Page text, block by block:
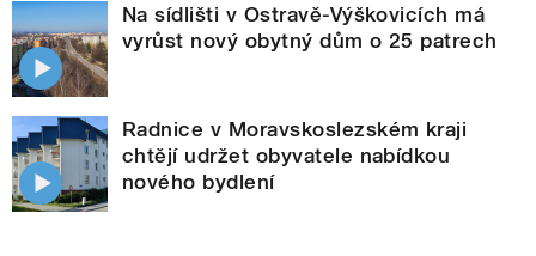
Na sídlišti v Ostravě-Výškovicích má
vyrůst nový obytný dům o 25 patrech
Radnice v Moravskoslezském kraji
chtějí udržet obyvatele nabídkou
nového bydlení